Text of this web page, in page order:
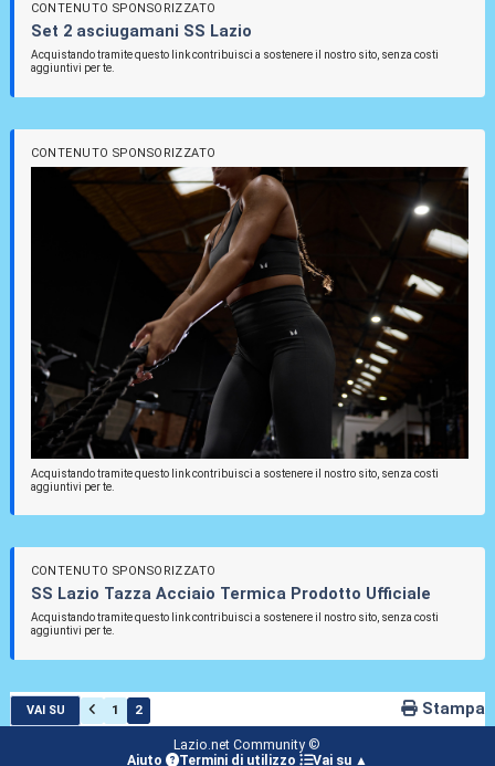
CONTENUTO SPONSORIZZATO
Set 2 asciugamani SS Lazio
Acquistando tramite questo link contribuisci a sostenere il nostro sito, senza costi
aggiuntivi per te.
CONTENUTO SPONSORIZZATO
Acquistando tramite questo link contribuisci a sostenere il nostro sito, senza costi
aggiuntivi per te.
CONTENUTO SPONSORIZZATO
SS Lazio Tazza Acciaio Termica Prodotto Ufficiale
Acquistando tramite questo link contribuisci a sostenere il nostro sito, senza costi
aggiuntivi per te.
VAI SU 1 2 Stampa
Lazio.net Community ©
Aiuto
Termini di utilizzo Vai su ▲